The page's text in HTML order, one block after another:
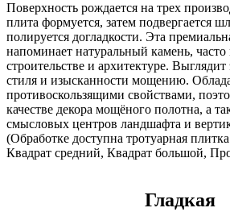
Поверхность рождается на трех
плита формуется, затем подвергается
полируется догладкости. Эта
напоминает натуральный камень,
строительстве и архитектуре.
стиля и изысканности мощению.
противоскользящими свойствами,
качестве декора мощёного полотна, а
смысловых центров ландшафта и
(Обработке доступна тротуарная
Квадрат средний, Квадрат большой,
Гладкая